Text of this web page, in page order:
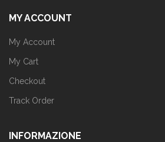
MY ACCOUNT
My Account
My Cart
Checkout
Track Order
INFORMAZIONE